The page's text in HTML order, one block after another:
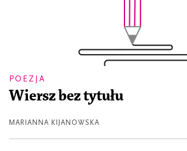
POEZJA
Wiersz bez tytułu
MARIANNA KIJANOWSKA